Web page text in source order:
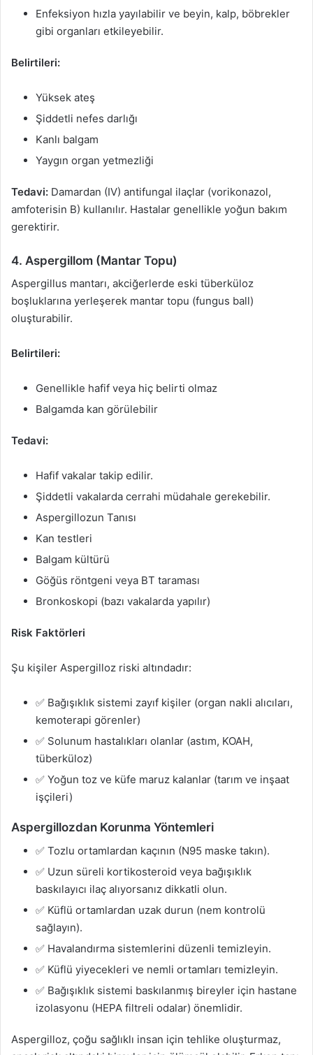
Enfeksiyon hızla yayılabilir ve beyin, kalp, böbrekler
gibi organları etkileyebilir.
Belirtileri:
Yüksek ateş
Şiddetli nefes darlığı
Kanlı balgam
Yaygın organ yetmezliği
Tedavi: Damardan (IV) antifungal ilaçlar (vorikonazol,
amfoterisin B) kullanılır. Hastalar genellikle yoğun bakım
gerektirir.
4. Aspergillom (Mantar Topu)
Aspergillus mantarı, akciğerlerde eski tüberküloz
boşluklarına yerleşerek mantar topu (fungus ball)
oluşturabilir.
Belirtileri:
Genellikle hafif veya hiç belirti olmaz
Balgamda kan görülebilir
Tedavi:
Hafif vakalar takip edilir.
Şiddetli vakalarda cerrahi müdahale gerekebilir.
Aspergillozun Tanısı
Kan testleri
Balgam kültürü
Göğüs röntgeni veya BT taraması
Bronkoskopi (bazı vakalarda yapılır)
Risk Faktörleri
Şu kişiler Aspergilloz riski altındadır:
✅ Bağışıklık sistemi zayıf kişiler (organ nakli alıcıları,
kemoterapi görenler)
✅ Solunum hastalıkları olanlar (astım, KOAH,
tüberküloz)
✅ Yoğun toz ve küfe maruz kalanlar (tarım ve inşaat
işçileri)
Aspergillozdan Korunma Yöntemleri
✅ Tozlu ortamlardan kaçının (N95 maske takın).
✅ Uzun süreli kortikosteroid veya bağışıklık
baskılayıcı ilaç alıyorsanız dikkatli olun.
✅ Küflü ortamlardan uzak durun (nem kontrolü
sağlayın).
✅ Havalandırma sistemlerini düzenli temizleyin.
✅ Küflü yiyecekleri ve nemli ortamları temizleyin.
✅ Bağışıklık sistemi baskılanmış bireyler için hastane
izolasyonu (HEPA filtreli odalar) önemlidir.
Aspergilloz, çoğu sağlıklı insan için tehlike oluşturmaz,